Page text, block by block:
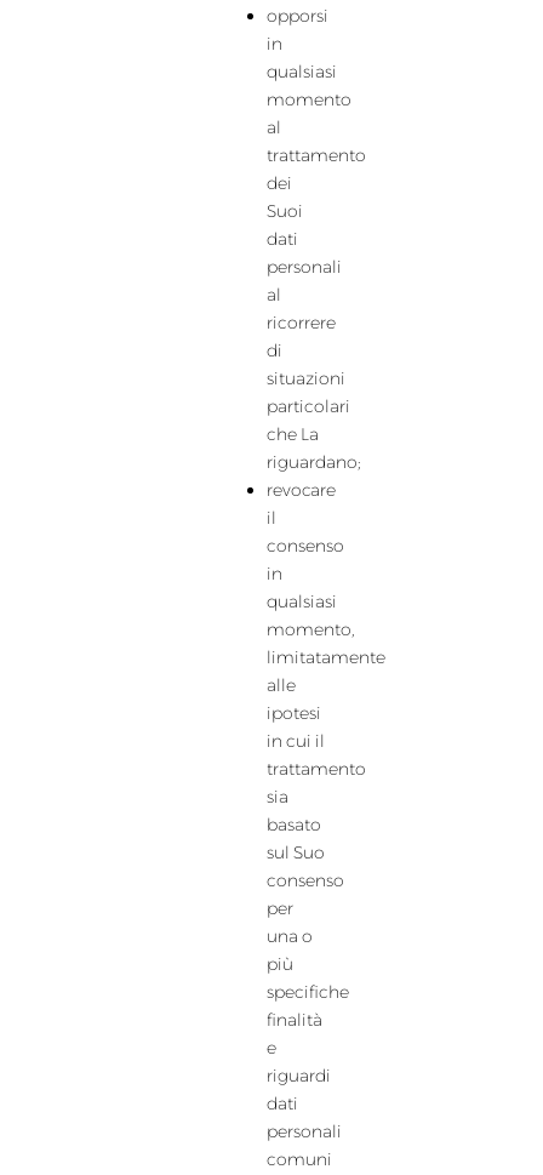
opporsi
in
qualsiasi
momento
al
trattamento
dei
Suoi
dati
personali
al
ricorrere
di
situazioni
particolari
che La
riguardano;
revocare
il
consenso
in
qualsiasi
momento,
limitatamente
alle
ipotesi
in cui il
trattamento
sia
basato
sul Suo
consenso
per
una o
più
specifiche
finalità
e
riguardi
dati
personali
comuni